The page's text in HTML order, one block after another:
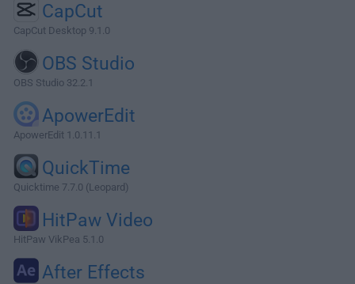
CapCut
CapCut Desktop 9.1.0
OBS Studio
OBS Studio 32.2.1
ApowerEdit
ApowerEdit 1.0.11.1
QuickTime
Quicktime 7.7.0 (Leopard)
HitPaw Video
HitPaw VikPea 5.1.0
After Effects